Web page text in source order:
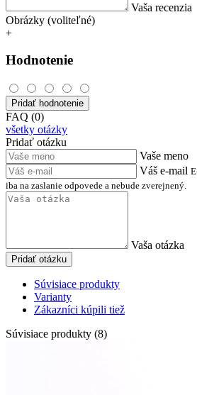
Vaša recenzia
Obrázky (voliteľné)
+
Hodnotenie
Pridať hodnotenie
FAQ (0)
všetky otázky
Pridať otázku
Vaše meno
Váš e-mail
iba na zaslanie odpovede a nebude zverejnený.
Vaša otázka
Pridať otázku
Súvisiace produkty
Varianty
Zákazníci kúpili tiež
Súvisiace produkty (8)